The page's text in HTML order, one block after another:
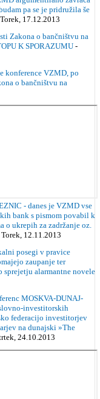
pa se je pridružila še
17.12.2013
Zakona o bančništvu na
K SPORAZUMU -
konference VZMD, po
o bančništvu na
- danes je VZMD vse
bank s pismom povabil k
o ukrepih za zadržanje oz.
Torek, 12.11.2013
posegi v pravice
zaupanje ter
sprejetju alarmantne novele
MOSKVA-DUNAJ-
investitorskih
federacijo investitorjev
na dunajski »The
24.10.2013